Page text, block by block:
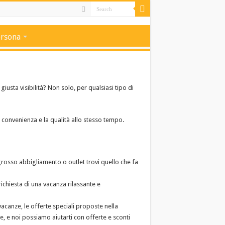
visibilità? Non solo, per qualsiasi tipo di
e la qualità allo stesso tempo.
abbigliamento o outlet trovi quello che fa
di una vacanza rilassante e
le offerte speciali proposte nella
e noi possiamo aiutarti con offerte e sconti